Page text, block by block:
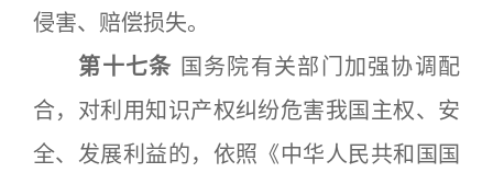
侵害、赔偿损失。
第十七条 国务院有关部门加强协调配
合，对利用知识产权纠纷危害我国主权、安
全、发展利益的，依照《中华人民共和国国